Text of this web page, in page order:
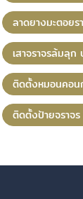
ลาดยางมะตอย
เสาจราจรล้มลุ
ติดตั้งหมอนคอ
ติดตั้งป้ายจราจ